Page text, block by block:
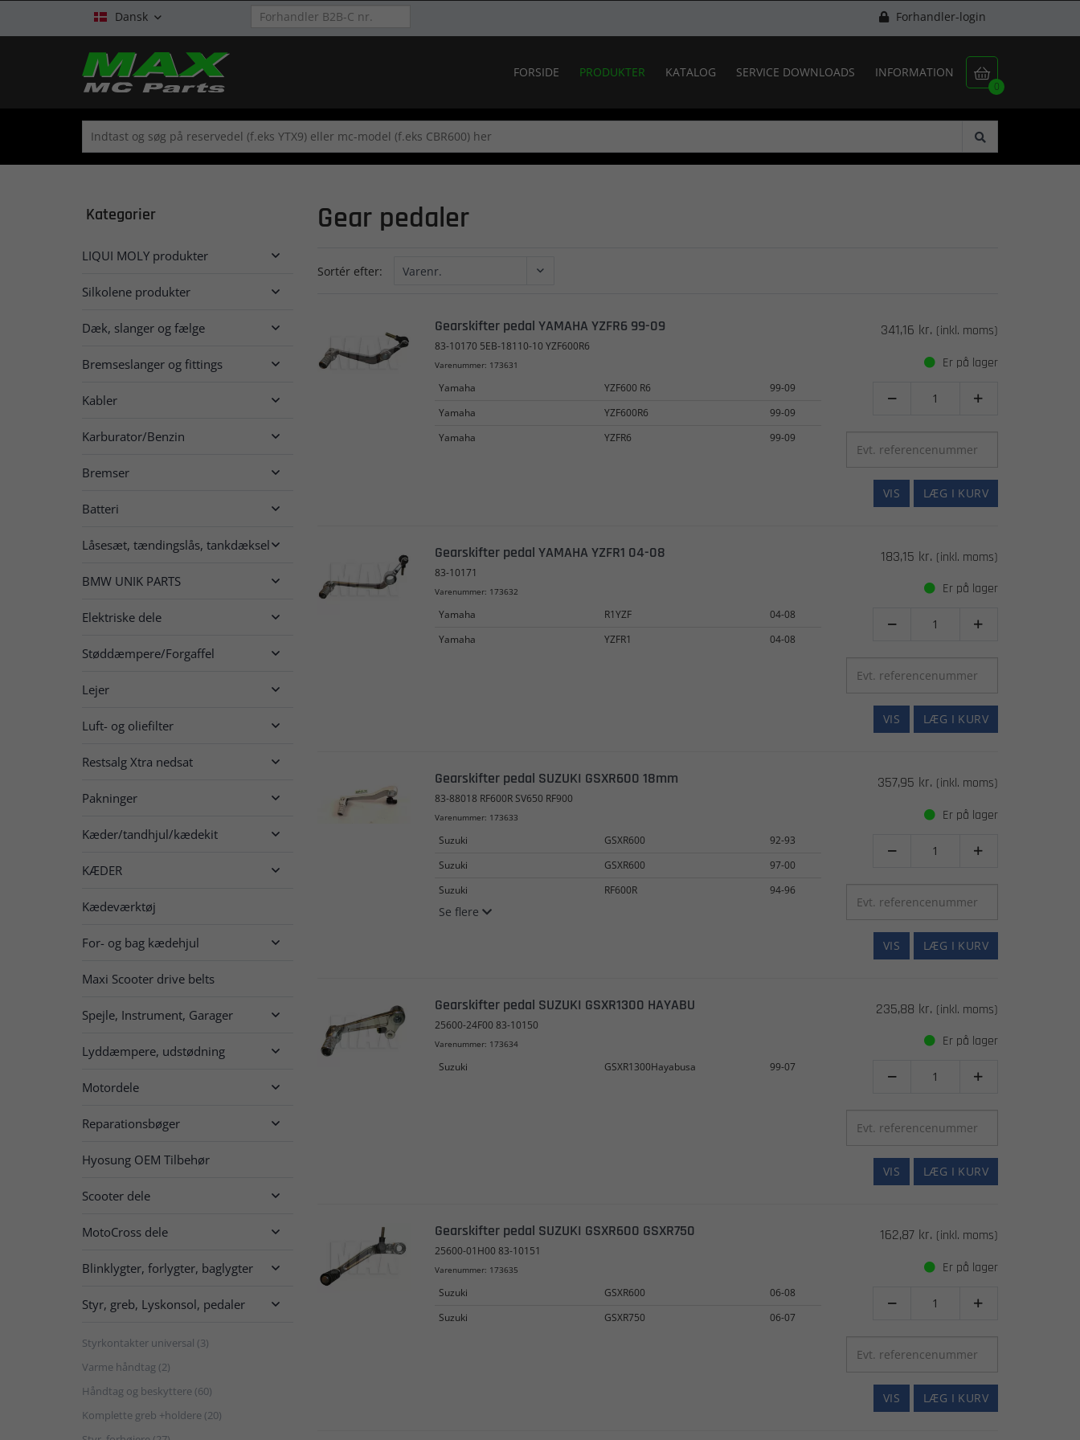
Dansk  Forhandler-login

0
FORSIDE PRODUKTER KATALOG SERVICE DOWNLOADS INFORMATION
Kategorier
LIQUI MOLY produkter 
Silkolene produkter 
Dæk, slanger og fælge 
Bremseslanger og fittings 
Kabler 
Karburator/Benzin 
Bremser 
Batteri 
Låsesæt, tændingslås, tankdæksel
BMW UNIK PARTS 
Elektriske dele 
Støddæmpere/Forgaffel 
Lejer 
Luft- og oliefilter 
Restsalg Xtra nedsat 
Pakninger 
Kæder/tandhjul/kædekit 
KÆDER 
Kædeværktøj
For- og bag kædehjul 
Maxi Scooter drive belts
Spejle, Instrument, Garager 
Lyddæmpere, udstødning 
Motordele 
Reparationsbøger 
Hyosung OEM Tilbehør
Scooter dele 
MotoCross dele 
Blinklygter, forlygter, baglygter 
Styr, greb, Lyskonsol, pedaler 
Styrkontakter universal (3)
Varme håndtag (2)
Håndtag og beskyttere (60)
Komplette greb +holdere (20)
Gear pedaler
Sortér efter:
Gearskifter pedal YAMAHA YZFR6 99-09
83-10170 5EB-18110-10 YZF600R6
Varenummer: 173631
Yamaha YZF600 R6
99-09
Yamaha
YZF600R6
99-09
Yamaha
YZFR6 99-09
341,16 kr. (inkl. moms)
Er på lager
 
LÆG I KURV
VIS
Gearskifter pedal YAMAHA YZFR1 04-08
83-10171
Varenummer: 173632
Yamaha R1YZF
04-08
Yamaha
YZFR1 04-08
183,15 kr. (inkl. moms)
Er på lager
 
LÆG I KURV
VIS
Gearskifter pedal SUZUKI GSXR600 18mm
83-88018 RF600R SV650 RF900
Varenummer: 173633
Suzuki GSXR600
92-93
Suzuki
GSXR600
97-00
Suzuki
RF600R 94-96
Se flere
357,95 kr. (inkl. moms)
Er på lager
 
LÆG I KURV
VIS
Gearskifter pedal SUZUKI GSXR1300 HAYABU
25600-24F00 83-10150
Varenummer: 173634
Suzuki GSXR1300Hayabusa 99-07
235,88 kr. (inkl. moms)
Er på lager
 
LÆG I KURV
VIS
Gearskifter pedal SUZUKI GSXR600 GSXR750
25600-01H00 83-10151
Varenummer: 173635
Suzuki GSXR600
06-08
Suzuki
GSXR750 06-07
162,87 kr. (inkl. moms)
Er på lager
 
LÆG I KURV
VIS